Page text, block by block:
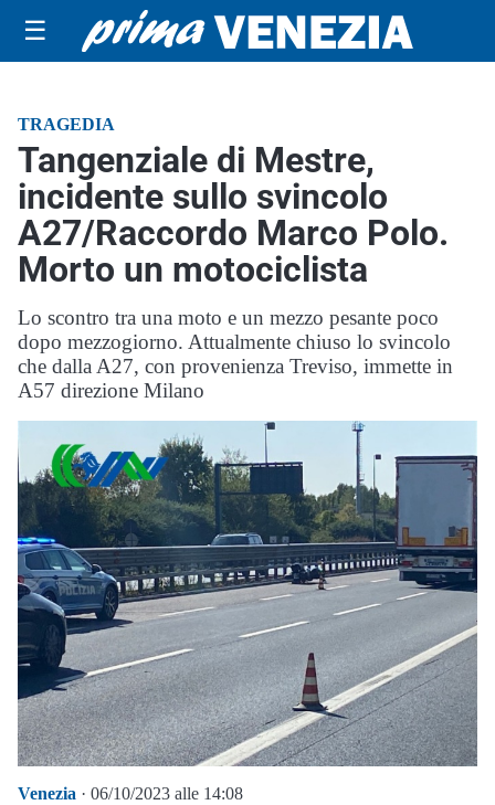
☰
TRAGEDIA
Tangenziale di Mestre,
incidente sullo svincolo
A27/Raccordo Marco Polo.
Morto un motociclista
Lo scontro tra una moto e un mezzo pesante poco
dopo mezzogiorno. Attualmente chiuso lo svincolo
che dalla A27, con provenienza Treviso, immette in
A57 direzione Milano
Venezia · 06/10/2023 alle 14:08